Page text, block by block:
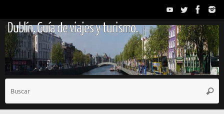
contenido
Dublín. Guía de viajes y turismo.